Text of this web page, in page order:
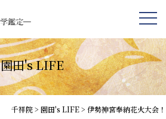
園田's LIFE
千祥院> 園田's LIFE> 伊勢神宮奉納花火大会！